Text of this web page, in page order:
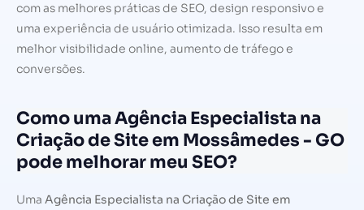
com as melhores práticas de SEO, design responsivo e
uma experiência de usuário otimizada. Isso resulta em
melhor visibilidade online, aumento de tráfego e
conversões.
Como uma Agência Especialista na
Criação de Site em Mossâmedes - GO
pode melhorar meu SEO?
Uma Agência Especialista na Criação de Site em